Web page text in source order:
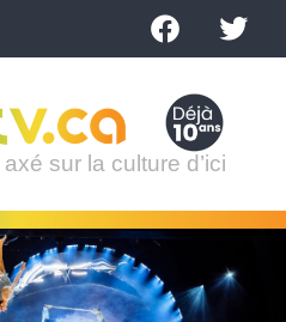
sur la culture d’ici